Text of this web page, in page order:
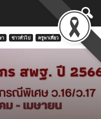
า ข่าวทั่วไป ครูพาเที่ยว